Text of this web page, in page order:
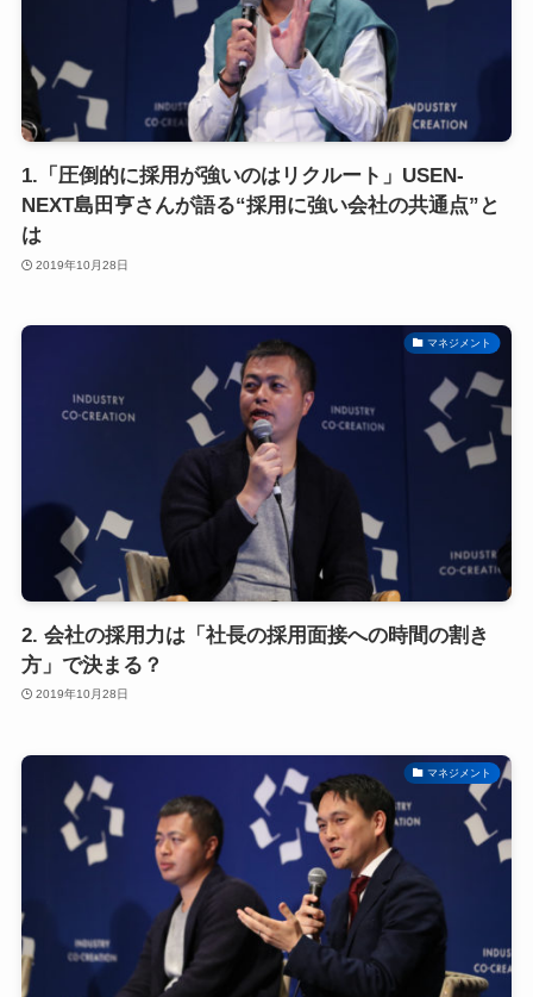
1.「圧倒的に採用が強いのはリクルート」USEN-
NEXT島田亨さんが語る“採用に強い会社の共通点”と
は
2019年10月28日
マネジメント
2. 会社の採用力は「社長の採用面接への時間の割き
方」で決まる？
2019年10月28日
マネジメント